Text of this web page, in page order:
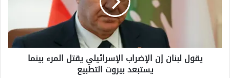
يقتل
المرء
بينما
يستبعد
بيروتيقول لبنان إن الإضراب الإسرائيلي يقتل المرء بينما
يستبعد بيروت التطبيع